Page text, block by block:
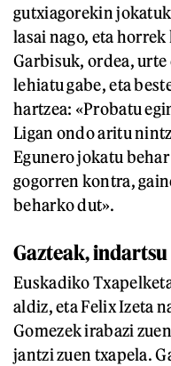
gutxiagorekin
lasai nago, eta
Garbisuk, ordea,
lehiatu gabe, eta
hartzea: «Probatu
Ligan ondo aritu
Egunero jokatu
gogorren kontra,
beharko dut».
Gazteak, indartsu
Euskadiko
aldiz, eta Felix Izeta
Gomezek irabazi
jantzi zuen txapela.